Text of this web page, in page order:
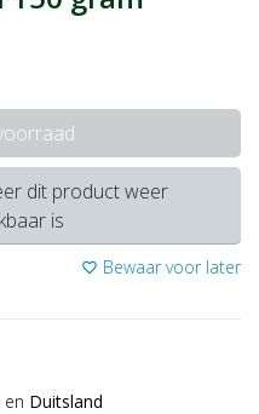
dit product weer
is
favorite_border Bewaar voor later
en Duitsland